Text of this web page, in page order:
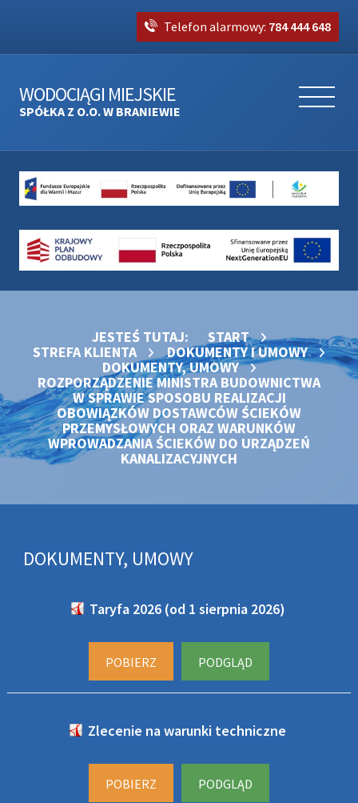
Telefon alarmowy: 784 444 648
WODOCIĄGI MIEJSKIE
SPÓŁKA Z O.O. W BRANIEWIE
JESTEŚ TUTAJ:
START
STREFA KLIENTA
DOKUMENTY I UMOWY
DOKUMENTY, UMOWY
ROZPORZĄDZENIE MINISTRA BUDOWNICTWA
W SPRAWIE SPOSOBU REALIZACJI
OBOWIĄZKÓW DOSTAWCÓW ŚCIEKÓW
PRZEMYSŁOWYCH ORAZ WARUNKÓW
WPROWADZANIA ŚCIEKÓW DO URZĄDZEŃ
KANALIZACYJNYCH
DOKUMENTY, UMOWY
Taryfa 2026 (od 1 sierpnia 2026)
POBIERZ PODGLĄD
Zlecenie na warunki techniczne
POBIERZ PODGLĄD